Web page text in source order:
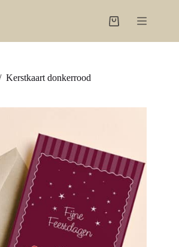
Winkelwagen
Kerstkaart donkerrood